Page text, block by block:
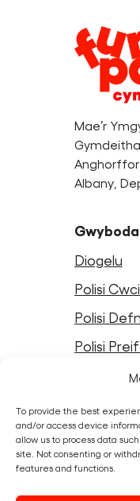
To provide the best
and/or access device
allow us to process data
site. Not consenting or
features and functions.
Legal
Mae’r
Albany,
Diogelu
Polisi
Polisi
Polisi
Telerau
Telerau
Dilynwch
Instagram